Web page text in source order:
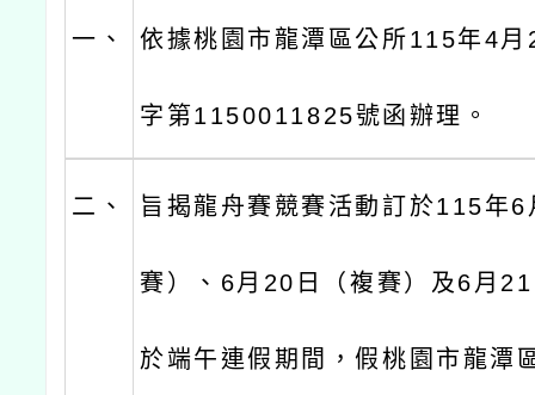
一、 依據桃園市龍潭區公所115年4
字第1150011825號函辦理。
二、 旨揭龍舟賽競賽活動訂於115年
賽）、6月20日（複賽）及6月
於端午連假期間，假桃園市龍潭